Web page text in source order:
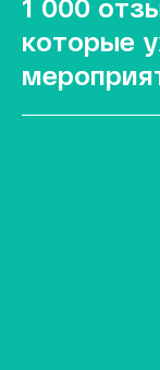
1 000
которые